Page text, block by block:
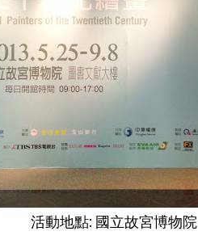
活動地點: 國立故宮博物